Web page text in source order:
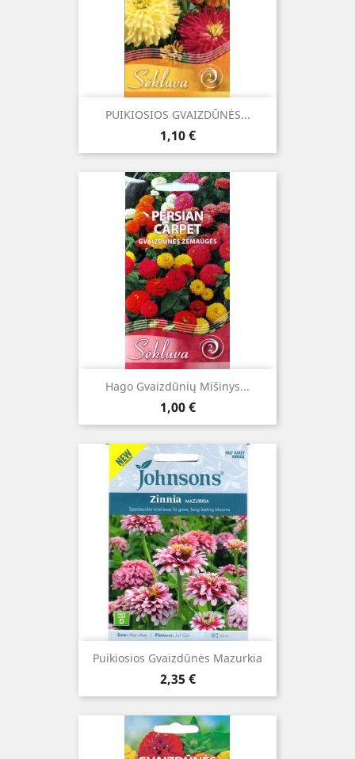
PUIKIOSIOS GVAIZDŪNĖS...
Kaina
1,10 €
Hago Gvaizdūnių Mišinys...
Kaina
1,00 €
Puikiosios Gvaizdūnės Mazurkia
Kaina
2,35 €